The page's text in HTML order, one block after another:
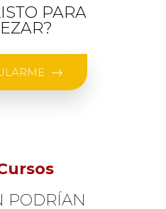
PARA
PODRÍAN